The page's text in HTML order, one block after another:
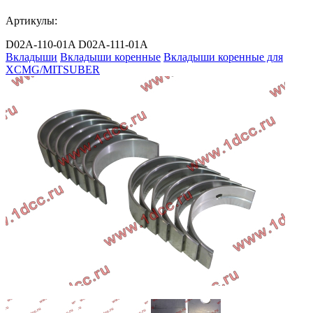
Артикулы:
D02A-110-01A D02A-111-01A
Вкладыши Вкладыши коренные Вкладыши коренные для
XCMG/MITSUBER